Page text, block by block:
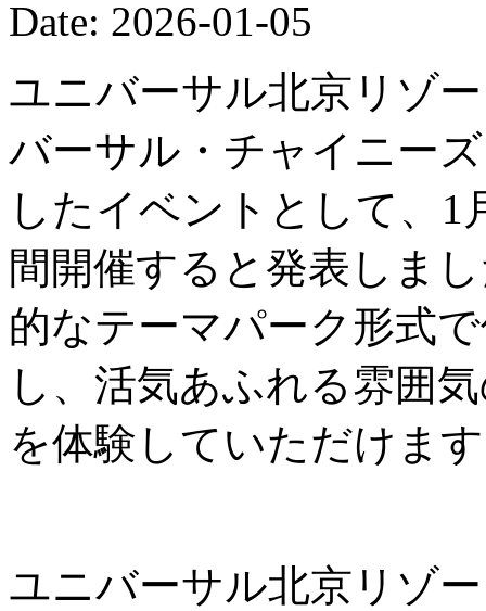
Date: 2026-01-05
ユニバーサル北京リゾ
バーサル・チャイニー
したイベントとして、1
間開催すると発表しま
的なテーマパーク形式
し、活気あふれる雰囲
を体験していただけま
ユニバーサル北京リゾ